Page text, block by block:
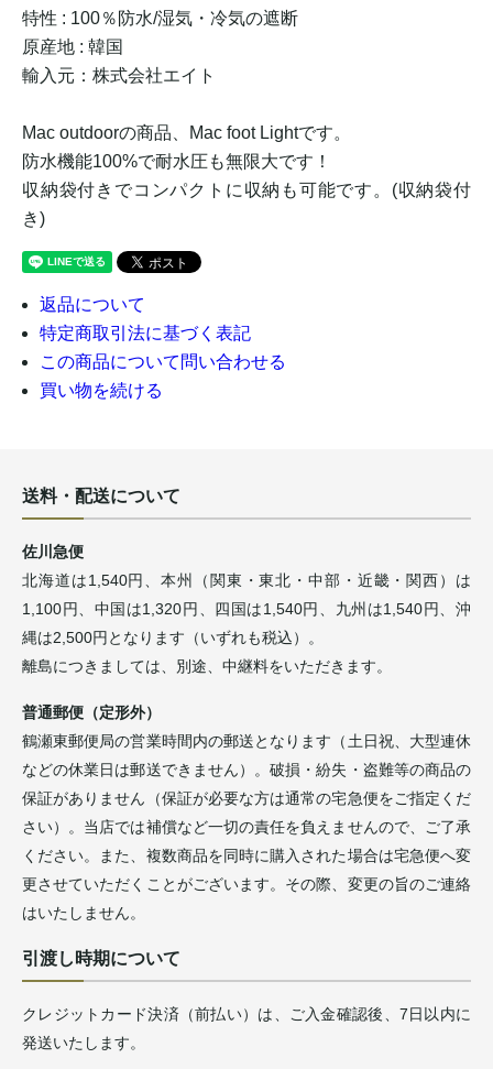
特性 : 100％防水/湿気・冷気の遮断
原産地 : 韓国
輸入元：株式会社エイト
Mac outdoorの商品、Mac foot Lightです。
防水機能100%で耐水圧も無限大です！
収納袋付きでコンパクトに収納も可能です。(収納袋付
き)
返品について
特定商取引法に基づく表記
この商品について問い合わせる
買い物を続ける
送料・配送について
佐川急便
北海道は1,540円、本州（関東・東北・中部・近畿・関西）は
1,100円、中国は1,320円、四国は1,540円、九州は1,540円、沖
縄は2,500円となります（いずれも税込）。
離島につきましては、別途、中継料をいただきます。
普通郵便（定形外）
鶴瀬東郵便局の営業時間内の郵送となります（土日祝、大型連休
などの休業日は郵送できません）。破損・紛失・盗難等の商品の
保証がありません（保証が必要な方は通常の宅急便をご指定くだ
さい）。当店では補償など一切の責任を負えませんので、ご了承
ください。また、複数商品を同時に購入された場合は宅急便へ変
更させていただくことがございます。その際、変更の旨のご連絡
はいたしません。
引渡し時期について
クレジットカード決済（前払い）は、ご入金確認後、7日以内に
発送いたします。